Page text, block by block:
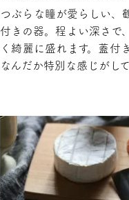
つぶらな瞳が愛らしい、
付きの器。程よい深さで
く綺麗に盛れます。蓋付
なんだか特別な感じがし